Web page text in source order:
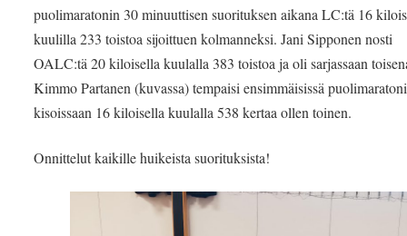
puolimaratonin 30 minuuttisen suorituksen aikana LC:tä 16
kuulilla 233 toistoa sijoittuen kolmanneksi. Jani Sipponen nosti
OALC:tä 20 kiloisella kuulalla 383 toistoa ja oli sarjassaan
Kimmo Partanen (kuvassa) tempaisi ensimmäisissä
kisoissaan 16 kiloisella kuulalla 538 kertaa ollen toinen.
Onnittelut kaikille huikeista suorituksista!